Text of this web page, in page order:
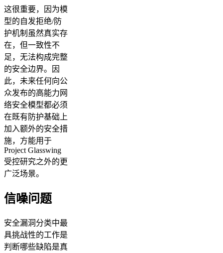
这很重要，因为模
型的自发拒绝/防
护机制虽然真实存
在，但一致性不
足，无法构成完整
的安全边界。因
此，未来任何向公
众发布的高能力网
络安全模型都必须
在既有防护基础上
加入额外的安全措
施，方能用于
Project Glasswing
受控研究之外的更
广泛场景。
信噪问题
安全漏洞分类中最
具挑战性的工作是
判断哪些缺陷是真